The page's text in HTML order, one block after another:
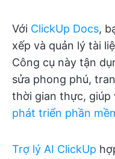
Với ClickUp Docs,
xếp và quản lý tài
Công cụ này tận
sửa phong phú,
thời gian thực, giúp
phát triển phần
Trợ lý AI ClickUp